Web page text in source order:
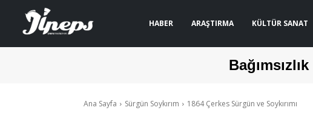
HABER ARAŞTIRMA KÜLTÜR SANAT
Bağımsızlık
Ana Sayfa Sürgün Soykırım 1864 Çerkes Sürgün ve Soykırımı